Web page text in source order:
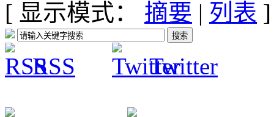
[ 显示模式： 摘要 | 列表 ]
RSS Twitter